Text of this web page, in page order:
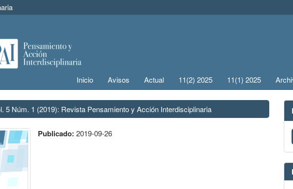
Inicio Avisos Actual 11(2) 2025 11(1) 2025
5 Núm. 1 (2019): Revista Pensamiento y Acción Interdisciplinaria
Publicado:2019-09-26